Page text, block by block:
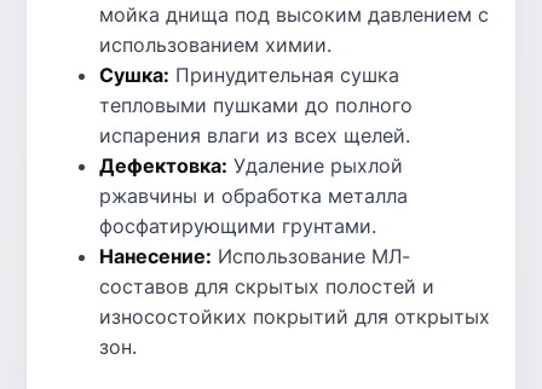
мойка днища под высоким давлением с
использованием химии.
Сушка: Принудительная сушка
тепловыми пушками до полного
испарения влаги из всех щелей.
Дефектовка: Удаление рыхлой
ржавчины и обработка металла
фосфатирующими грунтами.
Нанесение: Использование МЛ-
составов для скрытых полостей и
износостойких покрытий для открытых
зон.